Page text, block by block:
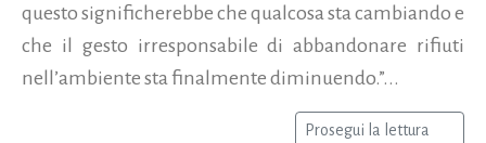
questo significherebbe che qualcosa sta cambiando e
che il gesto irresponsabile di abbandonare rifiuti
nell’ambiente sta finalmente diminuendo.”...
Prosegui la lettura